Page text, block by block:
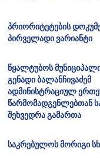
პრიორიტეტების
პირველადი ვარიანტი
წყალტუბოს
გენადი ბალანჩივაძემ
ადმინისტრაციულ
წარმომადგენლებთან
შეხვედრა გამართა
საკრებულოს მორიგი